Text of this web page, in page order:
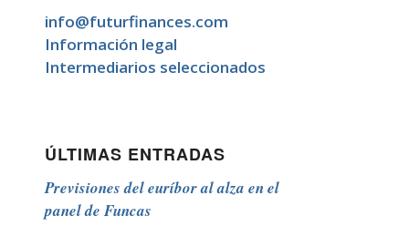
info@futurfinances.com
Información legal
Intermediarios seleccionados
ÚLTIMAS ENTRADAS
Previsiones del euríbor al alza en el
panel de Funcas